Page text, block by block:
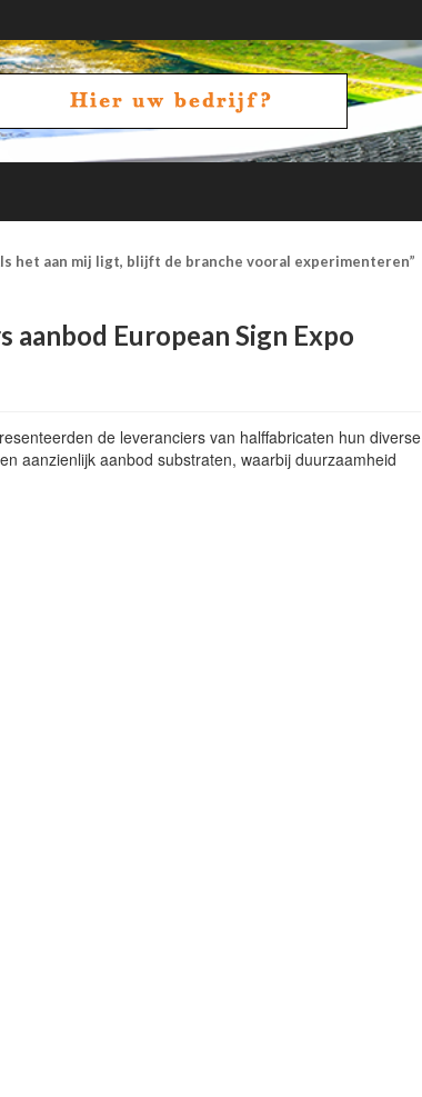
het aan mij ligt, blijft de branche vooral experimenteren”
aanbod European Sign Expo
de leveranciers van halffabricaten hun diverse
aanzienlijk aanbod substraten, waarbij duurzaamheid